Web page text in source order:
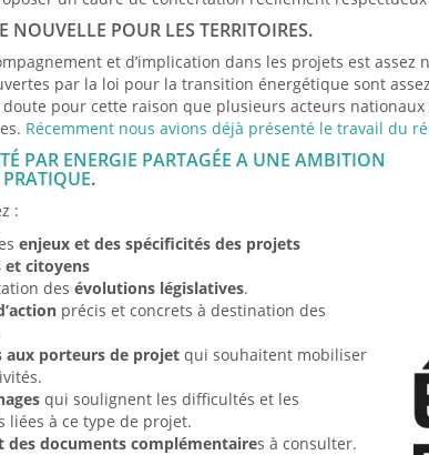
NOUVELLE POUR LES TERRITOIRES.
et d’implication dans les projets est assez
par la loi pour la transition énergétique sont
doute pour cette raison que plusieurs acteurs
Récemment nous avions déjà présenté le travail du
PAR ENERGIE PARTAGÉE A UNE AMBITION
.
:
enjeux et des spécificités des projets
citoyens
des évolutions législatives.
précis et concrets à destination des
aux porteurs de projet qui souhaitent mobiliser
qui soulignent les difficultés et les
liées à ce type de projet.
des documents complémentaires à consulter.